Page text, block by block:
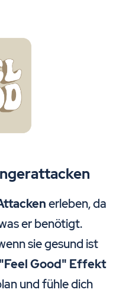
erleben, da
er benötigt.
sie gesund ist
"Feel Good" Effekt
und fühle dich